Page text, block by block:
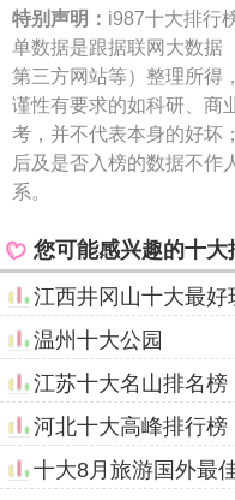
特别声明： i987十大排行
单数据是跟据联网大数据
第三方网站等）整理所得
谨性有要求的如科研、商
考，并不代表本身的好坏
后及是否入榜的数据不作
系。
您可能感兴趣的十大
江西井冈山十大最好
温州十大公园
江苏十大名山排名榜
河北十大高峰排行榜
十大8月旅游国外最